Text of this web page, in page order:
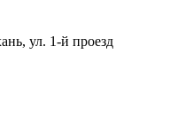
ул. 1-й проезд